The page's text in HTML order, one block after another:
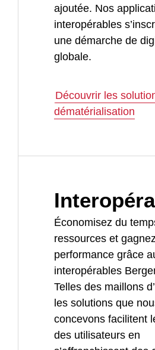
ajoutée. Nos
interopérables
une démarche de
globale.
Découvrir les
dématérialisation
Économisez du
ressources et
performance grâce
interopérables
Telles des maillons
les solutions que
concevons facilitent
des utilisateurs en